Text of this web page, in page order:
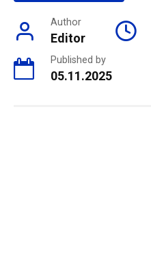
Author
Editor
Published by
05.11.2025